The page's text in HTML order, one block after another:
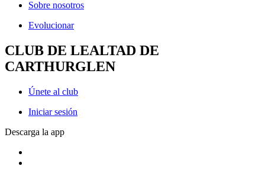
Sobre nosotros
Evolucionar
CLUB DE LEALTAD DE
CARTHURGLEN
Únete al club
Iniciar sesión
Descarga la app